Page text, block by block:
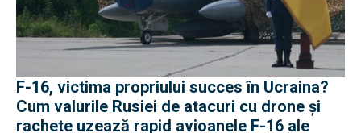
F-16, victima propriului succes în Ucraina?
Cum valurile Rusiei de atacuri cu drone și
rachete uzează rapid avioanele F-16 ale